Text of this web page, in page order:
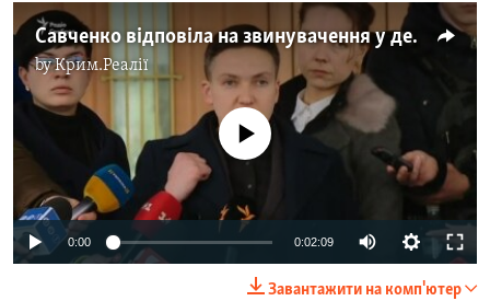
Савченко відповіла на звинувачення у державному перевороті (відео)
byКрим.Реалії
No media source currently available
0:00 0:02:09
Завантажити на комп'ютер